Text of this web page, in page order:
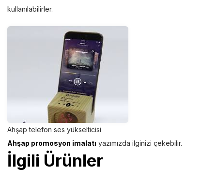
kullanılabilirler.
Ahşap telefon ses yükselticisi
Ahşap promosyon imalatı yazımızda ilginizi çekebilir.
İlgili Ürünler